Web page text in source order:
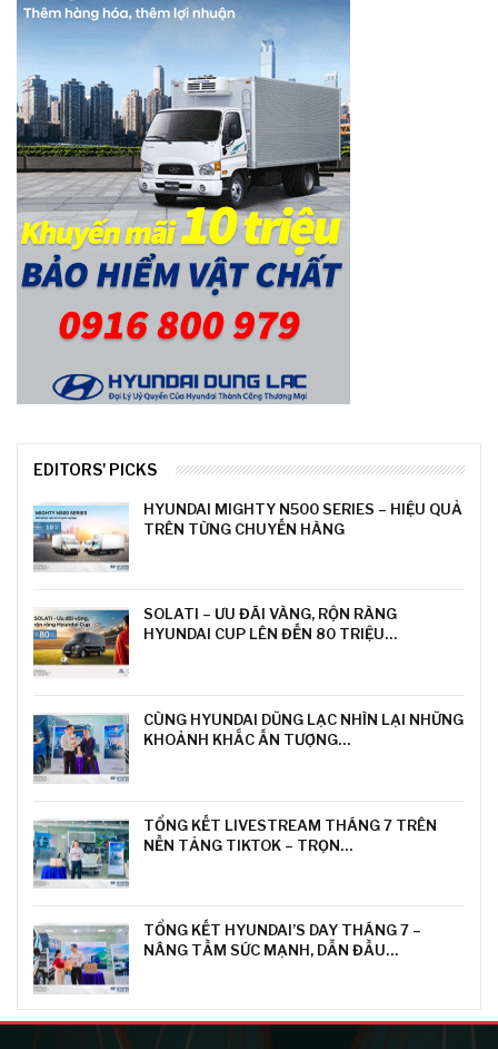
EDITORS' PICKS
HYUNDAI MIGHTY N500 SERIES – HIỆU QUẢ
TRÊN TỪNG CHUYẾN HÀNG
SOLATI – ƯU ĐÃI VÀNG, RỘN RÀNG
HYUNDAI CUP LÊN ĐẾN 80 TRIỆU…
CÙNG HYUNDAI DŨNG LẠC NHÌN LẠI NHỮNG
KHOẢNH KHẮC ẤN TƯỢNG…
TỔNG KẾT LIVESTREAM THÁNG 7 TRÊN
NỀN TẢNG TIKTOK – TRỌN…
TỔNG KẾT HYUNDAI’S DAY THÁNG 7 –
NÂNG TẦM SỨC MẠNH, DẪN ĐẦU…